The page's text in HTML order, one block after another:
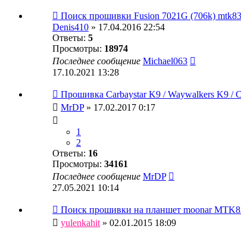
Поиск прошивки Fusion 7021G (706k)
Denis410 » 17.04.2016 22:54
Ответы: 5
Просмотры: 18974
Последнее сообщение Michael063
17.10.2021 13:28
Прошивка Carbaystar K9 / Waywalkers K9 /
MrDP» 17.02.2017 0:17
1
2
Ответы: 16
Просмотры: 34161
Последнее сообщение MrDP
27.05.2021 10:14
Поиск прошивки на планшет moonar
yulenkahit» 02.01.2015 18:09